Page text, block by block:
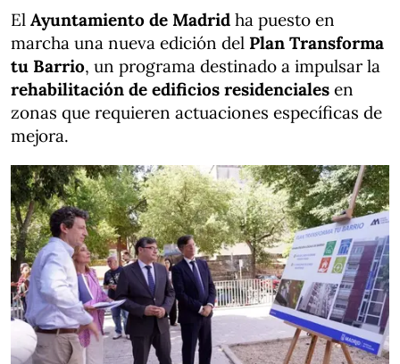
El Ayuntamiento de Madrid ha puesto en
marcha una nueva edición del Plan Transforma
tu Barrio, un programa destinado a impulsar la
rehabilitación de edificios residenciales en
zonas que requieren actuaciones específicas de
mejora.